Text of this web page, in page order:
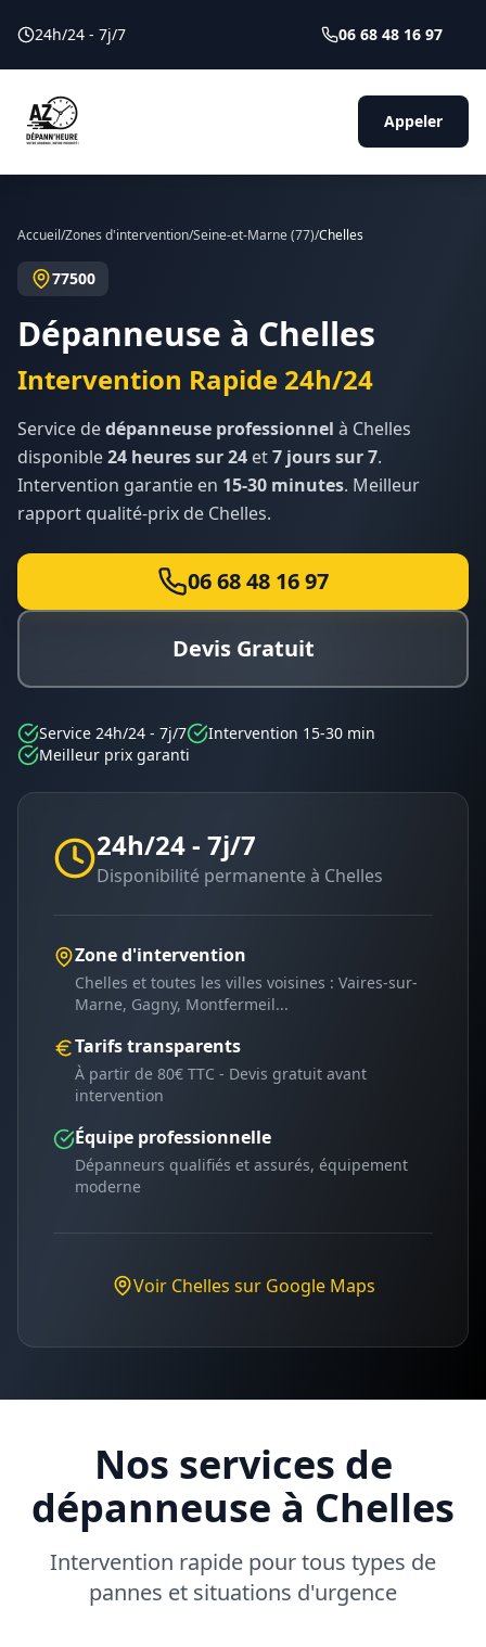
24h/24 - 7j/7 06 68 48 16 97
Appeler
Accueil/Zones d'intervention/Seine-et-Marne(77)/Chelles
77500
Dépanneuse à Chelles
Intervention Rapide 24h/24
Service dedépanneuse professionnel à Chelles
disponible24 heures sur 24 et7 jours sur 7.
Intervention garantie en 15-30 minutes. Meilleur
rapport qualité-prix de Chelles.
06 68 48 16 97
Devis Gratuit
Service 24h/24 - 7j/7
Intervention 15-30 min
Meilleur prix garanti
24h/24 - 7j/7
Disponibilité permanente à Chelles
Zone d'intervention
Chelles et toutes les villes voisines : Vaires-sur-
Marne, Gagny, Montfermeil...
Tarifs transparents
À partir de 80€ TTC - Devis gratuit avant
intervention
Équipe professionnelle
Dépanneurs qualifiés et assurés, équipement
moderne
Voir Chelles sur Google Maps
Nos services de
dépanneuse à Chelles
Intervention rapide pour tous types de
pannes et situations d'urgence